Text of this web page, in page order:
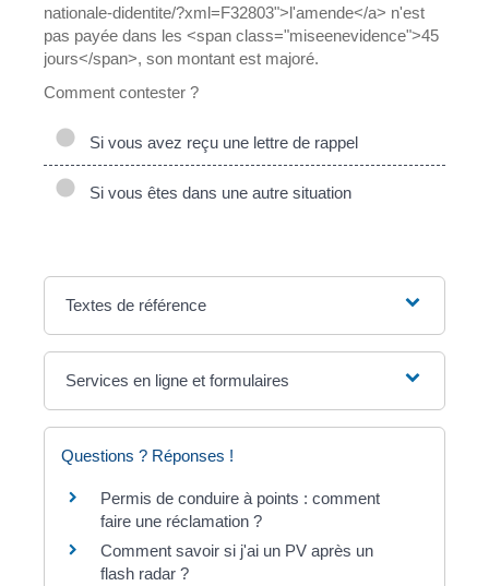
nationale-didentite/?xml=F32803">l'amende</a> n'est
pas payée dans les <span class="miseenevidence">45
jours</span>, son montant est majoré.
Comment contester ?
Si vous avez reçu une lettre de rappel
Si vous êtes dans une autre situation
Textes de référence
Services en ligne et formulaires
Questions ? Réponses !
Permis de conduire à points : comment
faire une réclamation ?
Comment savoir si j'ai un PV après un
flash radar ?